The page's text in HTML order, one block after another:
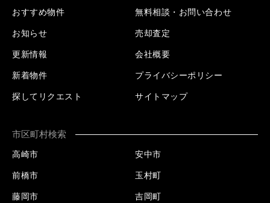
おすすめ物件
お知らせ
更新情報
新着物件
探してリクエスト
無料相談・お問い合わせ
売却査定
会社概要
プライバシーポリシー
サイトマップ
市区町村検索
高崎市
前橋市
藤岡市
安中市
玉村町
吉岡町